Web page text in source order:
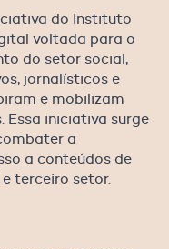
do Instituto
voltada para o
do setor social,
jornalísticos e
e mobilizam
Essa iniciativa surge
a
a conteúdos de
terceiro setor.